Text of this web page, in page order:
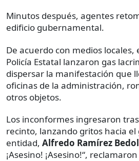
Minutos después, agentes
edificio gubernamental.
De acuerdo con medios locales,
Policía Estatal lanzaron gas
dispersar la manifestación que
oficinas de la administración,
otros objetos.
Los inconformes ingresaron
recinto, lanzando gritos hacia
entidad, Alfredo Ramírez
¡Asesino! ¡Asesino!“,